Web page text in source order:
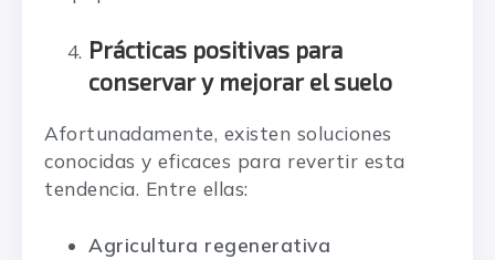
Prácticas positivas para
conservar y mejorar el suelo
Afortunadamente, existen soluciones
conocidas y eficaces para revertir esta
tendencia. Entre ellas:
Agricultura regenerativa